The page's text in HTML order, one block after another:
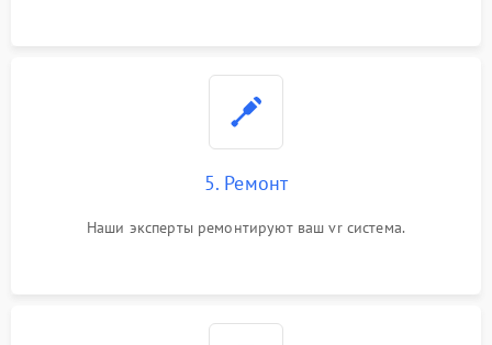
5. Ремонт
Наши эксперты ремонтируют ваш vr система.